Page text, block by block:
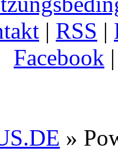
| RSS |
Facebook
»